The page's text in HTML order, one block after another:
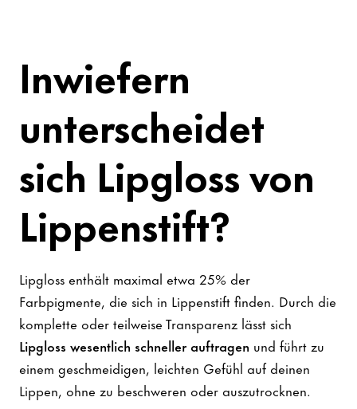
Inwiefern
unterscheidet
sich Lipgloss von
Lippenstift?
Lipgloss enthält maximal etwa 25% der
Farbpigmente, die sich in Lippenstift finden. Durch die
komplette oder teilweise Transparenz lässt sich
Lipgloss wesentlich schneller auftragen und führt zu
einem geschmeidigen, leichten Gefühl auf deinen
Lippen, ohne zu beschweren oder auszutrocknen.